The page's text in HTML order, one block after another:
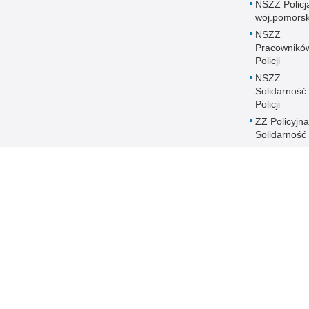
NSZZ
NSZZ
Policji
NSZZ
Solidarność
Policji
ZZ Policyjna
Solidarność